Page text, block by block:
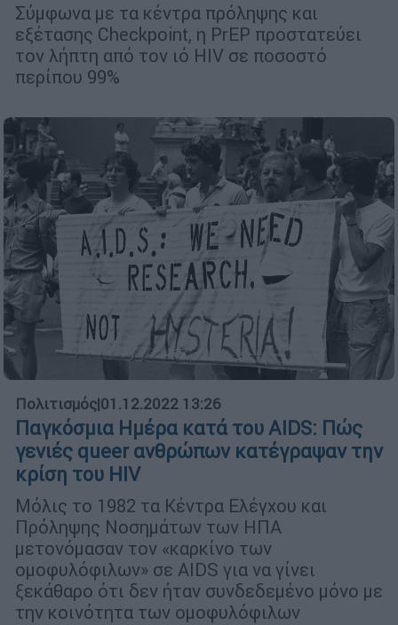
Σύμφωνα με τα κέντρα πρόληψης και
εξέτασης Checkpoint, η PrEP προστατεύει
τον λήπτη από τον ιό HIV σε ποσοστό
περίπου 99%
Πολιτισμός|01.12.2022 13:26
Παγκόσμια Ημέρα κατά του AIDS: Πώς
γενιές queer ανθρώπων κατέγραψαν την
κρίση του HIV
Μόλις το 1982 τα Κέντρα Ελέγχου και
Πρόληψης Νοσημάτων των ΗΠΑ
μετονόμασαν τον «καρκίνο των
ομοφυλόφιλων» σε AIDS για να γίνει
ξεκάθαρο ότι δεν ήταν συνδεδεμένο μόνο με
την κοινότητα των ομοφυλόφιλων